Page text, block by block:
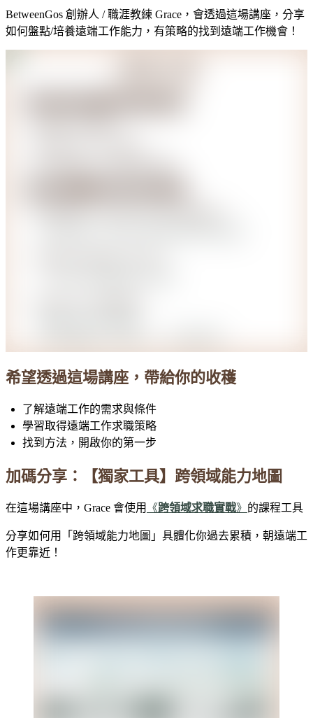
BetweenGos 創辦人 / 職涯教練 Grace，會透過這場講座，分享
如何盤點/培養遠端工作能力，有策略的找到遠端工作機會！
希望透過這場講座，帶給你的收穫
了解遠端工作的需求與條件
學習取得遠端工作求職策略
找到方法，開啟你的第一步
加碼分享：【獨家工具】跨領域能力地圖
在這場講座中，Grace 會使用 《跨領域求職實戰》 的課程工具
分享如何用「跨領域能力地圖」具體化你過去累積，朝遠端工
作更靠近！